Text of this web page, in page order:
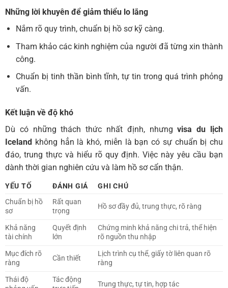
Những lời khuyên để giảm thiểu lo lắng
Nắm rõ quy trình, chuẩn bị hồ sơ kỹ càng.
Tham khảo các kinh nghiệm của người đã từng xin thành
công.
Chuẩn bị tinh thần bình tĩnh, tự tin trong quá trình phỏng
vấn.
Kết luận về độ khó
Dù có những thách thức nhất định, nhưngvisa du lịch
Iceland không hẳn là khó, miễn là bạn có sự chuẩn bị chu
đáo, trung thực và hiểu rõ quy định. Việc này yêu cầu bạn
dành thời gian nghiên cứu và làm hồ sơ cẩn thận.
YẾU TỐ ĐÁNH GIÁ
GHI CHÚ
Chuẩn bị hồ
sơ
Rất quan
trọng
Hồ sơ đầy đủ, trung thực, rõ ràng
Khả năng
tài chính
Quyết định
lớn
Chứng minh khả năng chi trả, thể hiện
rõ nguồn thu nhập
Mục đích rõ
ràng
Cần thiết
Lịch trình cụ thể, giấy tờ liên quan rõ
ràng
Thái độ
Tác động
Trung thực, tự tin, hợp tác